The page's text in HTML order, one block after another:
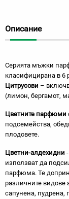
Описание
Серията мъжки
класифицирана в 6
Цитрусови –
(лимон, бергамот,
Цветните парфюми
подсемейства,
плодовете.
Цветни-алдехидни
използват да
парфюма. Те
различните видове
сапунена, пудрена,